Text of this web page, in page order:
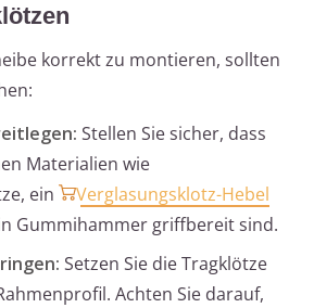
korrekt zu montieren, sollten
Stellen Sie sicher, dass
Materialien wie
ein
Verglasungsklotz-Hebel
Gummihammer griffbereit sind.
Setzen Sie die Tragklötze
Achten Sie darauf,